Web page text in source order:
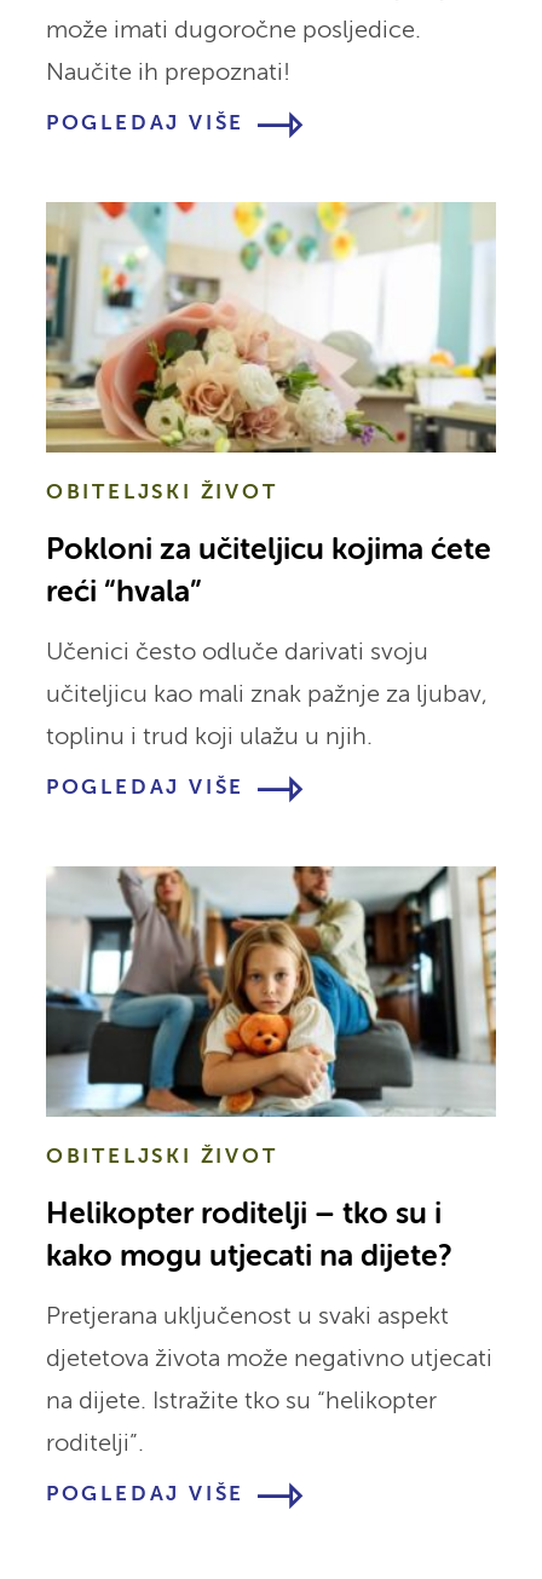
može imati dugoročne posljedice.
Naučite ih prepoznati!
POGLEDAJ VIŠE
OBITELJSKI ŽIVOT
Pokloni za učiteljicu kojima ćete
reći “hvala”
Učenici često odluče darivati svoju
učiteljicu kao mali znak pažnje za ljubav,
toplinu i trud koji ulažu u njih.
POGLEDAJ VIŠE
OBITELJSKI ŽIVOT
Helikopter roditelji – tko su i
kako mogu utjecati na dijete?
Pretjerana uključenost u svaki aspekt
djetetova života može negativno utjecati
na dijete. Istražite tko su “helikopter
roditelji”.
POGLEDAJ VIŠE